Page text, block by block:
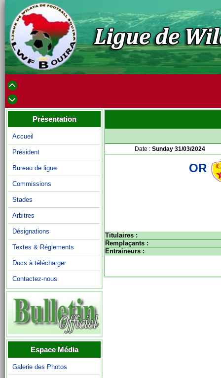
Présentation
Accueil
Président
Bureau de ligue
Commissions
Stades
Arbitres
Désignations
Textes & Réglements
Docs à télécharger
Contactez-nous
Espace Média
Galerie des Photos
Date : Sunday 31/03/2024
OR
Titulaires :
Remplaçants :
Entraineurs :